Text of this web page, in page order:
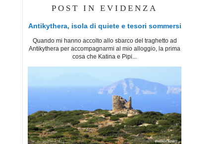
POST IN EVIDENZA
Antikythera, isola di quiete e tesori sommersi
Quando mi hanno accolto allo sbarco del traghetto ad
Antikythera per accompagnarmi al mio alloggio, la prima
cosa che Katina e Pipi...